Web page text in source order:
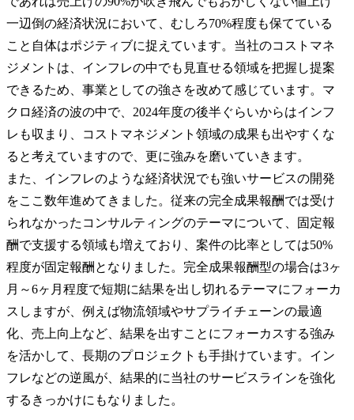
一辺倒の経済状況において、むしろ70%程度も保てている
こと自体はポジティブに捉えています。当社のコストマネ
ジメントは、インフレの中でも見直せる領域を把握し提案
できるため、事業としての強さを改めて感じています。マ
クロ経済の波の中で、2024年度の後半ぐらいからはインフ
レも収まり、コストマネジメント領域の成果も出やすくな
ると考えていますので、更に強みを磨いていきます。
また、インフレのような経済状況でも強いサービスの開発
をここ数年進めてきました。従来の完全成果報酬では受け
られなかったコンサルティングのテーマについて、固定報
酬で支援する領域も増えており、案件の比率としては50%
程度が固定報酬となりました。完全成果報酬型の場合は3ヶ
月～6ヶ月程度で短期に結果を出し切れるテーマにフォーカ
スしますが、例えば物流領域やサプライチェーンの最適
化、売上向上など、結果を出すことにフォーカスする強み
を活かして、長期のプロジェクトも手掛けています。イン
フレなどの逆風が、結果的に当社のサービスラインを強化
するきっかけにもなりました。